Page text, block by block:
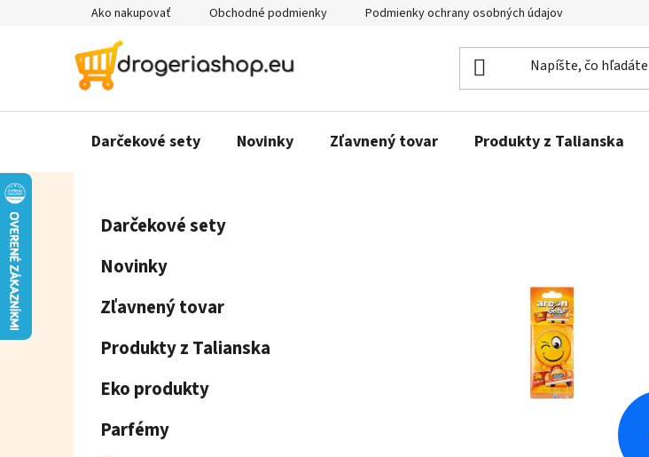
Ako nakupovať Obchodné podmienky Podmienky ochrany osobných údajov
Darčekové sety Novinky Zľavnený tovar Produkty z Talianska
Preskočiť
kategórie
Darčekové sety
Novinky
Zľavnený tovar
Produkty z Talianska
Eko produkty
Parfémy